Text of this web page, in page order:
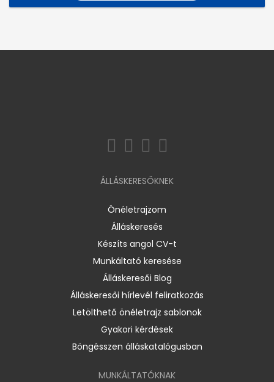
ÁLLÁSKERESŐKNEK
Önéletrajzom
Álláskeresés
Készíts angol CV-t
Munkáltató keresése
Álláskeresői Blog
Álláskeresői hírlevél feliratkozás
Letölthető önéletrajz sablonok
Gyakori kérdések
Böngésszen álláskatalógusban
MUNKÁLTATÓKNAK